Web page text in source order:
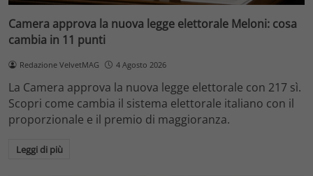
Camera approva la nuova legge elettorale Meloni: cosa
cambia in 11 punti
Redazione VelvetMAG 4 Agosto 2026
La Camera approva la nuova legge elettorale con 217 sì.
Scopri come cambia il sistema elettorale italiano con il
proporzionale e il premio di maggioranza.
Leggi di più